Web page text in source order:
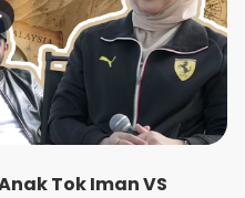
Tok Iman VS